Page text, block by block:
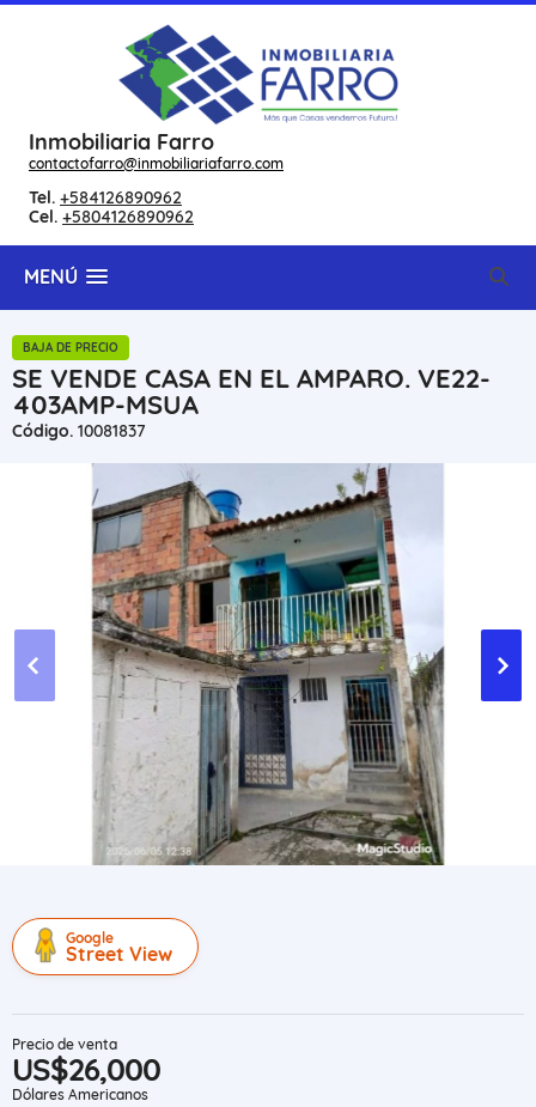
Inmobiliaria Farro
contactofarro@inmobiliariafarro.com
Tel. +584126890962
Cel. +5804126890962
MENÚ
BAJA DE PRECIO
SE VENDE CASA EN EL AMPARO. VE22-
403AMP-MSUA
Código. 10081837
Google
Street View
Precio de venta
US$26,000
Dólares Americanos